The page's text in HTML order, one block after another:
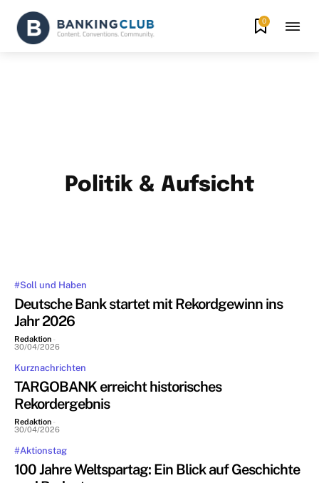
0
Politik & Aufsicht
#Soll und Haben
Deutsche Bank startet mit Rekordgewinn ins
Jahr 2026
Redaktion -
30/04/2026
Kurznachrichten
TARGOBANK erreicht historisches
Rekordergebnis
Redaktion -
30/04/2026
#Aktionstag
100 Jahre Weltspartag: Ein Blick auf Geschichte